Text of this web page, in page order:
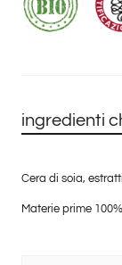
ingredienti
Cera di soia,
Materie prime